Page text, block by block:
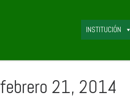
INSTITUCIÓN
febrero 21, 2014